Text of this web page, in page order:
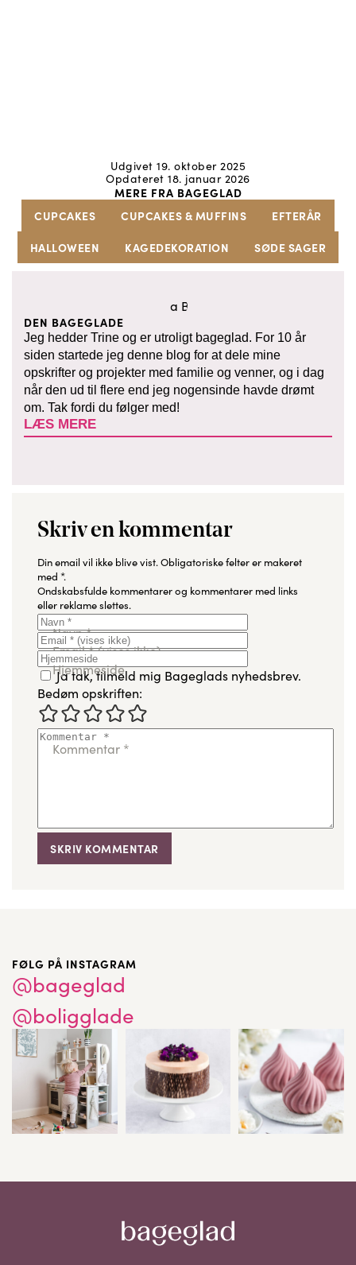
Udgivet 19. oktober 2025
Opdateret 18. januar 2026
MERE FRA BAGEGLAD
CUPCAKES
CUPCAKES & MUFFINS
EFTERÅR
HALLOWEEN
KAGEDEKORATION SØDE SAGER
DEN BAGEGLADE
Jeg hedder Trine og er utroligt bageglad. For 10 år
siden startede jeg denne blog for at dele mine
opskrifter og projekter med familie og venner, og i dag
når den ud til flere end jeg nogensinde havde drømt
om. Tak fordi du følger med!
LÆS MERE
Skriv en kommentar
Din email vil ikke blive vist.Obligatoriske felter er makeret
med *.
Ondskabsfulde kommentarer og kommentarer med links
eller reklame slettes.
Navn*
Email*(vises ikke)
Hjemmeside
Ja tak, tilmeld mig Bageglads nyhedsbrev.
Bedøm opskriften:
Kommentar *
FØLG PÅ INSTAGRAM
@bageglad
@boligglade